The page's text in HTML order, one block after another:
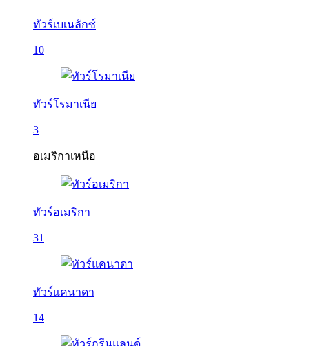
ทัวร์เบเนลักซ์
10
ทัวร์โรมาเนีย
3
อเมริกาเหนือ
ทัวร์อเมริกา
31
ทัวร์แคนาดา
14